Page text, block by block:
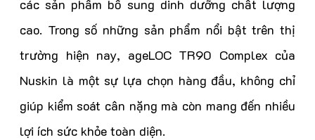
các sản phẩm bổ sung dinh dưỡng chất lượng
cao. Trong số những sản phẩm nổi bật trên thị
trường hiện nay, ageLOC TR90 Complex của
Nuskin là một sự lựa chọn hàng đầu, không chỉ
giúp kiểm soát cân nặng mà còn mang đến nhiều
lợi ích sức khỏe toàn diện.